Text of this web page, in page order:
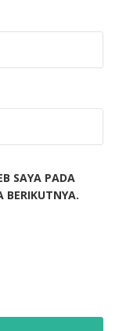
SAYA PADA
BERIKUTNYA.